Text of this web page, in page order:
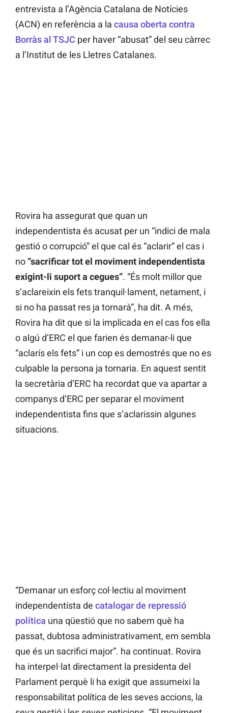
entrevista a l’Agència Catalana de Notícies
(ACN) en referència a la causa oberta contra
Borràs al TSJC per haver “abusat” del seu càrrec
a l’Institut de les Lletres Catalanes.
Rovira ha assegurat que quan un
independentista és acusat per un “indici de mala
gestió o corrupció” el que cal és “aclarir” el cas i
no “sacrificar tot el moviment independentista
exigint-li suport a cegues”. “És molt millor que
s’aclareixin els fets tranquil·lament, netament, i
si no ha passat res ja tornarà”, ha dit. A més,
Rovira ha dit que si la implicada en el cas fos ella
o algú d’ERC el que farien és demanar-li que
“aclarís els fets” i un cop es demostrés que no es
culpable la persona ja tornaria. En aquest sentit
la secretària d’ERC ha recordat que va apartar a
companys d’ERC per separar el moviment
independentista fins que s’aclarissin algunes
situacions.
“Demanar un esforç col·lectiu al moviment
independentista de catalogar de repressió
política una qüestió que no sabem què ha
passat, dubtosa administrativament, em sembla
que és un sacrifici major”. ha continuat. Rovira
ha interpel·lat directament la presidenta del
Parlament perquè li ha exigit que assumeixi la
responsabilitat política de les seves accions, la